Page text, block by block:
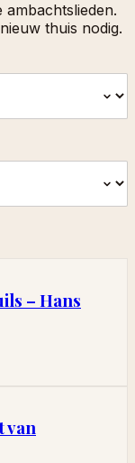
thuis nodig.
– Hans
van